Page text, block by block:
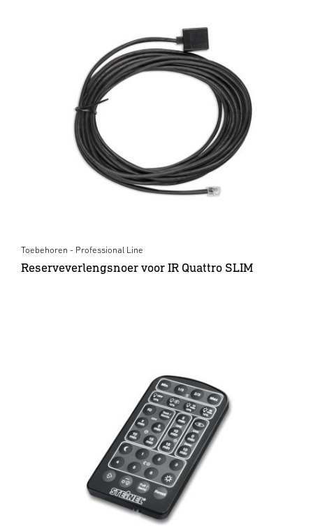
Toebehoren - Professional Line
Reserveverlengsnoer voor IR Quattro SLIM